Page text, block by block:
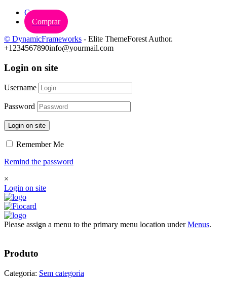
Carrinho
Comprar
© DynamicFrameworks - Elite ThemeForest Author.
+1234567890info@yourmail.com
Login on site
Username
Password
Login on site
Remember Me
Remind the password
×
Login on site
Please assign a menu to the primary menu location underMenus.
Produto
Categoria: Sem categoria